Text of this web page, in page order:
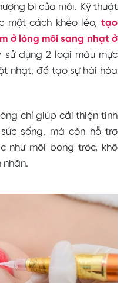
bì của môi. Kỹ thuật
một cách khéo léo, tạo
ở lòng môi sang nhạt ở
sử dụng 2 loại màu mực
nhạt, để tạo sự hài hòa
chỉ giúp cải thiện tình
sống, mà còn hỗ trợ
như môi bong tróc, khô
nhăn.